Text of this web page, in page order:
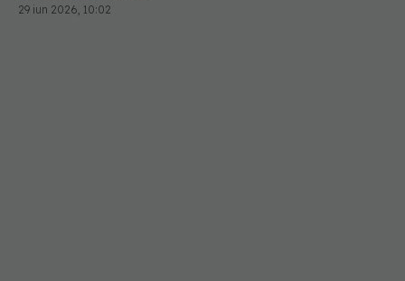
29 iun 2026, 10:02